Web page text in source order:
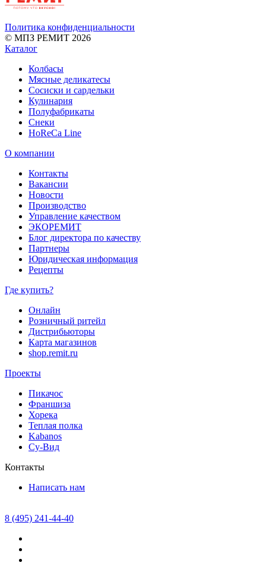
Политика конфиденциальности
© МПЗ РЕМИТ 2026
Каталог
Колбасы
Мясные деликатесы
Сосиски и сардельки
Кулинария
Полуфабрикаты
Снеки
HoReCa Line
О компании
Контакты
Вакансии
Новости
Производство
Управление качеством
ЭКОРЕМИТ
Блог директора по качеству
Партнеры
Юридическая информация
Рецепты
Где купить?
Онлайн
Розничный ритейл
Дистрибьюторы
Карта магазинов
shop.remit.ru
Проекты
Пикачос
Франшиза
Хорека
Теплая полка
Kabanos
Су-Вид
Контакты
Написать нам
8 (495) 241-44-40